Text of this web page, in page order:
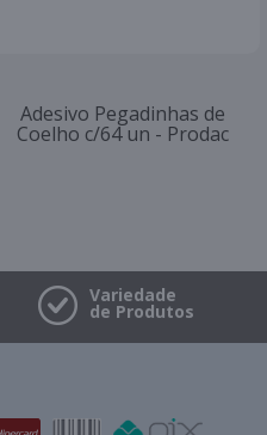
Adesivo Pegadinhas de
Coelho c/64 un - Prodac
Variedade
de Produtos